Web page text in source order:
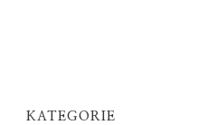
KATEGORIE